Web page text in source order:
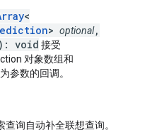
<
> optional,
): void 接受
对象数组和
参数的回调。
询自动补全联想查询。